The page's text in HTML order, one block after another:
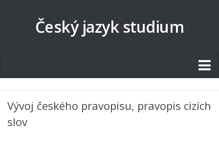
Český jazyk studium
Tematické okruhy
Angličtina
Vývoj českého pravopisu, pravopis cizích
slov